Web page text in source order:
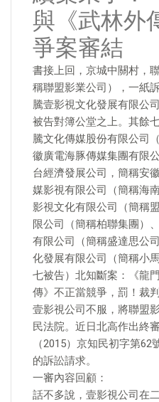
與《武林外
爭案審結
書接上回，京城中關村，
稱聯盟影業公司），一紙
騰壹影視文化發展有限公
被告對簿公堂之上。其餘
騰文化傳媒股份有限公司
徽廣電海豚傳媒集團有限
台經濟發展公司，簡稱安
媒影視有限公司（簡稱海
影視文化有限公司（簡稱
限公司（簡稱柏聯集團）
有限公司（簡稱盛達思公
化發展有限公司（簡稱小
七被告）北知斷案：《龍
傳》不正當競爭，罰！裁
壹影視公司不服，將聯盟
民法院。近日北高作出終
（2015）京知民初字第
的訴訟請求。
一審內容回顧：
話不多說，壹影視公司在